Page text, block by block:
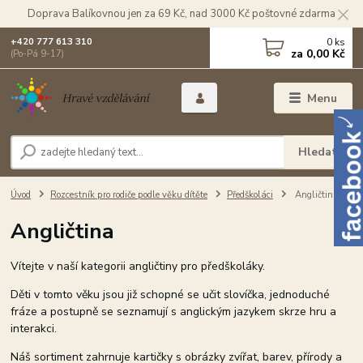
Doprava Balíkovnou jen za 69 Kč, nad 3000 Kč poštovné zdarma
Menu
Hledat
+420 777 613 310
(Po-Pá 9-17)
0 ks
za 0,00 Kč
Úvod Rozcestník pro rodiče podle věku dítěte Předškoláci Angličtina
Angličtina
Vítejte v naší kategorii angličtiny pro předškoláky.
Děti v tomto věku jsou již schopné se učit slovíčka, jednoduché
fráze a postupně se seznamují s anglickým jazykem skrze hru a
interakci.
Náš sortiment zahrnuje kartičky s obrázky zvířat, barev, přírody a